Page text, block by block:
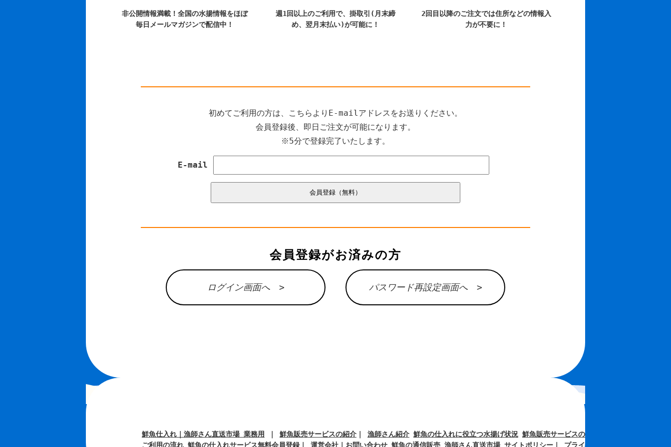
非公開情報満載！全国の水揚情報をほぼ
毎日メールマガジンで配信中！
週1回以上のご利用で、掛取引(月末締
め、翌月末払い)が可能に！
2回目以降のご注文では住所などの情報入
力が不要に！
初めてご利用の方は、こちらよりE-mailアドレスをお送りください。
会員登録後、即日ご注文が可能になります。
※5分で登録完了いたします。
E-mail
会員登録がお済みの方
ログイン画面へ > パスワード再設定画面へ >
鮮魚仕入れ｜漁師さん直送市場 業務用 鮮魚販売サービスの紹介 漁師さん紹介 鮮魚の仕入れに役立つ水揚げ状況 鮮魚販売サービスの
ご利用の流れ 鮮魚の仕入れサービス無料会員登録 運営会社 お問い合わせ 鮮魚の通信販売 漁師さん直送市場 サイトポリシー プライ